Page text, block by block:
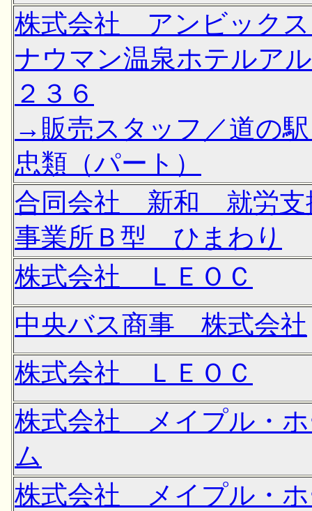
株式会社 アンビック
ナウマン温泉ホテルア
２３６
→販売スタッフ／道の
忠類（パート）
合同会社 新和 就労支
事業所Ｂ型 ひまわり
株式会社 ＬＥＯＣ
中央バス商事 株式会社
株式会社 ＬＥＯＣ
株式会社 メイプル・
ム
株式会社 メイプル・